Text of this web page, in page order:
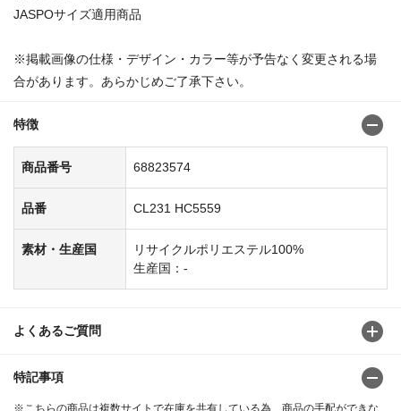
JASPOサイズ適用商品
※掲載画像の仕様・デザイン・カラー等が予告なく変更される場
合があります。あらかじめご了承下さい。
特徴
商品番号 68823574
品番 CL231 HC5559
素材・生産国
リサイクルポリエステル100%
生産国：-
よくあるご質問
特記事項
※こちらの商品は複数サイトで在庫を共有している為、商品の手配ができな